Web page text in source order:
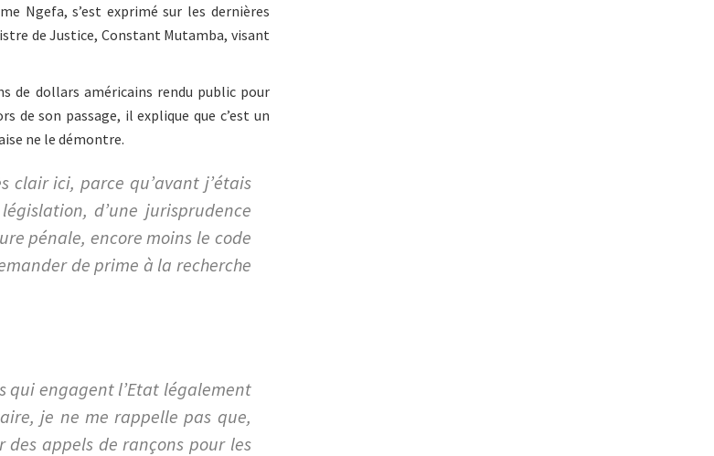
Ngefa, s’est exprimé sur les dernières
de Justice, Constant Mutamba, visant
de dollars américains rendu public pour
de son passage, il explique que c’est un
ne le démontre.
clair ici, parce qu’avant j’étais
d’une jurisprudence
pénale, encore moins le code
de prime à la recherche
qui engagent l’Etat légalement
je ne me rappelle pas que,
appels de rançons pour les